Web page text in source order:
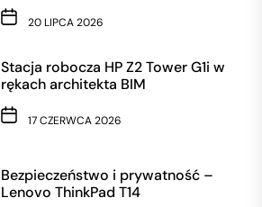
20 LIPCA 2026
Stacja robocza HP Z2 Tower G1i w
rękach architekta BIM
17 CZERWCA 2026
Bezpieczeństwo i prywatność –
Lenovo ThinkPad T14